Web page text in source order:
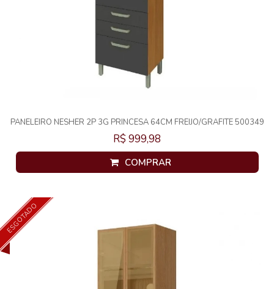
PANELEIRO NESHER 2P 3G PRINCESA 64CM FREIJO/GRAFITE 500349
R$ 999,98
COMPRAR
ESGOTADO